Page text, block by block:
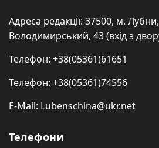
Адреса редакції: 37500, м.
Володимирський, 43 (вхід з
Телефон: +38(05361)61651
Телефон: +38(05361)74556
E-Mail: Lubenschina@ukr.net
Телефони